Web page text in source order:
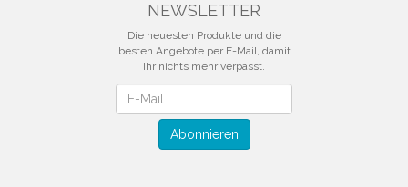
NEWSLETTER
Die neuesten Produkte und die
besten Angebote per E-Mail, damit
Ihr nichts mehr verpasst.
Abonnieren